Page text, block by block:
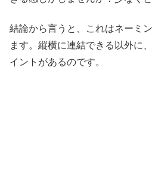
結論から言うと、これはネーミ
ます。縦横に連結できる以外に
イントがあるのです。